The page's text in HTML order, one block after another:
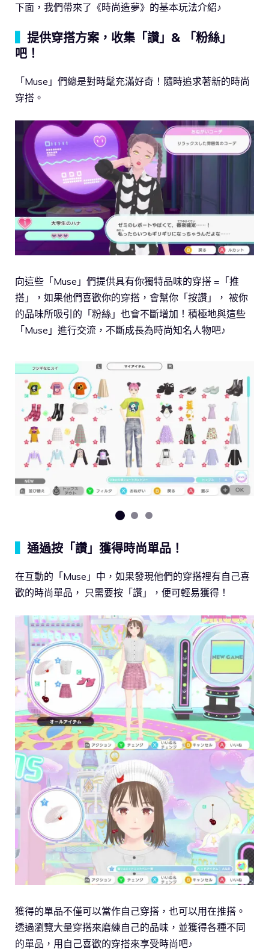
下面，我們帶來了《時尚造夢》的基本玩法介紹♪
提供穿搭方案，收集「讚」& 「粉絲」
吧！
「Muse」們總是對時髦充滿好奇！隨時追求著新的時尚
穿搭。
向這些「Muse」們提供具有你獨特品味的穿搭 =「推
搭」，如果他們喜歡你的穿搭，會幫你「按讚」， 被你
的品味所吸引的「粉絲」也會不斷增加！積極地與這些
「Muse」進行交流，不斷成長為時尚知名人物吧♪
通過按「讚」獲得時尚單品！
在互動的「Muse」中，如果發現他們的穿搭裡有自己喜
歡的時尚單品， 只需要按「讚」，便可輕易獲得！
獲得的單品不僅可以當作自己穿搭，也可以用在推搭。
透過瀏覽大量穿搭來磨練自己的品味，並獲得各種不同
的單品，用自己喜歡的穿搭來享受時尚吧♪